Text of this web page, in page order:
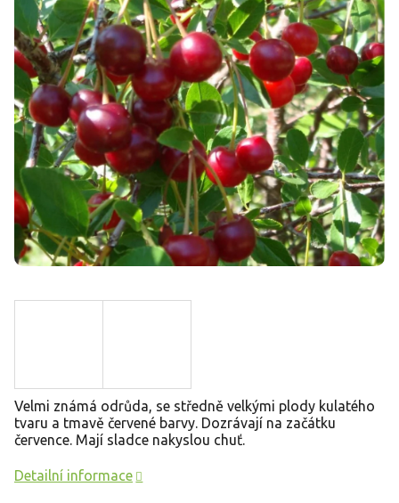
Velmi známá odrůda, se středně velkými plody kulatého
tvaru a tmavě červené barvy. Dozrávají na začátku
července. Mají sladce nakyslou chuť.
Detailní informace